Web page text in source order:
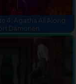
4: Agatha All Along
Dämonen